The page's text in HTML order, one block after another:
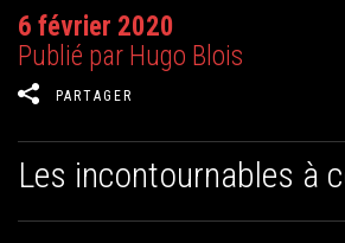
6 février 2020
Publié par Hugo Blois
PARTAGER
Les incontournables à